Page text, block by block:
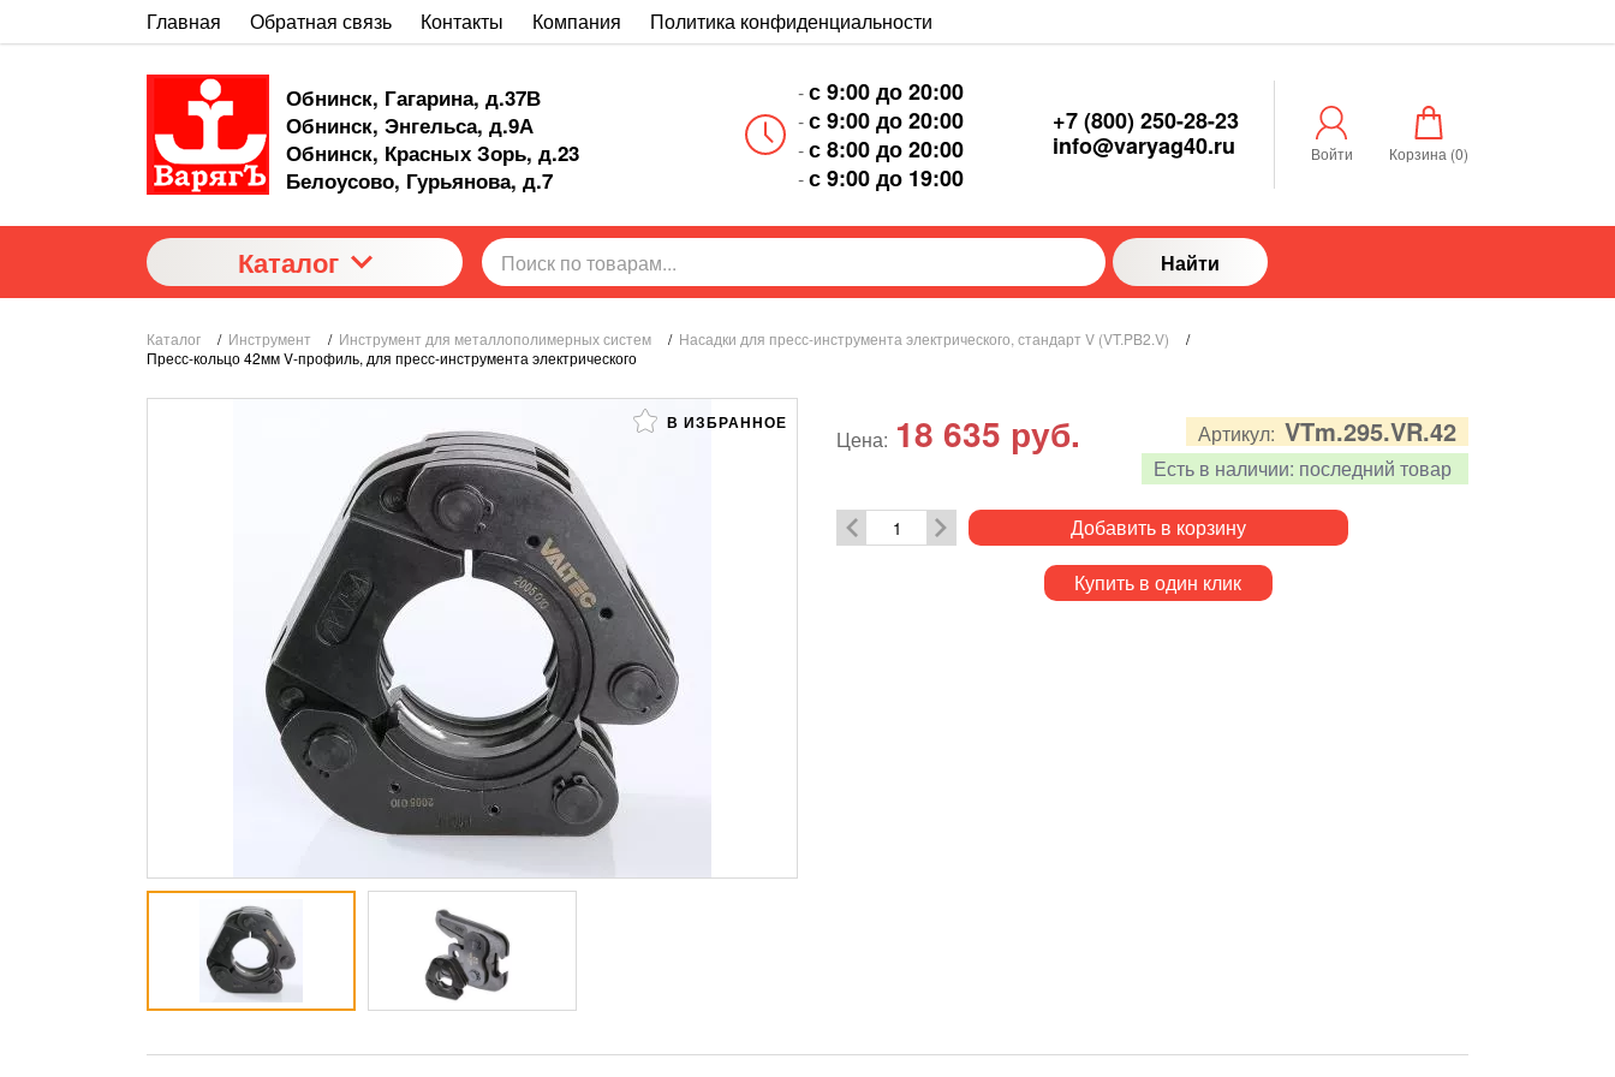
Главная Обратная связь Контакты Компания Политика конфиденциальности
Обнинск, Гагарина, д.37В
Обнинск, Энгельса, д.9А
Обнинск, Красных Зорь, д.23
Белоусово, Гурьянова, д.7
-с 9:00 до 20:00
-с 9:00 до 20:00
-с 8:00 до 20:00
-с 9:00 до 19:00
+7 (800) 250-28-23
info@varyag40.ru
Войти Корзина (0)
Каталог Найти
Каталог / Инструмент / Инструмент для металлополимерных систем / Насадки для пресс-инструмента электрического, стандарт V (VT.PB2.V)
/
Пресс-кольцо 42мм V-профиль, для пресс-инструмента электрического
В ИЗБРАННОЕ Артикул: VTm.295.VR.42
Есть в наличии: последний товар
Цена: 18 635 руб.
Добавить в корзину
Купить в один клик